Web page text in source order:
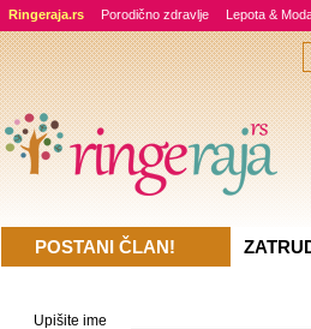
Ringeraja.rs Porodično zdravlje Lepota &
Upišite ime
POSTANI ČLAN!